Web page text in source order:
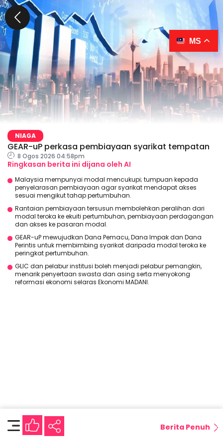
NIAGA
GEAR-uP perkasa pembiayaan syarikat tempatan
8 Ogos 2026 04:58pm
Ringkasan berita ini dijana oleh AI
Malaysia mempunyai modal mencukupi; tumpuan kepada
penyelarasan pembiayaan agar syarikat mendapat akses
sesuai mengikut tahap pertumbuhan.
Rantaian pembiayaan tersusun membolehkan peralihan dari
modal teroka ke ekuiti pertumbuhan, pembiayaan perdagangan
dan akses ke pasaran modal.
GEAR-uP mewujudkan Dana Pemacu, Dana Impak dan Dana
Perintis untuk membimbing syarikat daripada modal teroka ke
peringkat pertumbuhan.
GLIC dan pelabur institusi boleh menjadi pelabur pemangkin,
menarik penyertaan swasta dan asing serta menyokong
reformasi ekonomi selaras Ekonomi MADANI.
Berita Penuh
MS